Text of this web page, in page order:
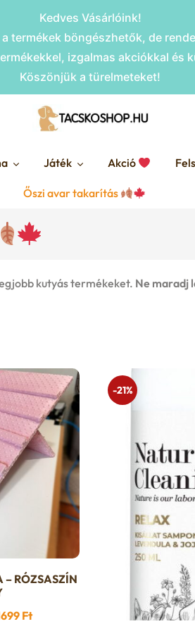
Kedves Vásárlóink!
termékek böngészhetők, de
izgalmas akciókkal és
Köszönjük a türelmeteket!
Játék Akció
Őszi avar takarítás
kutyás termékeket. Ne maradj
– RÓZSASZÍN
FtCurrent
-21%